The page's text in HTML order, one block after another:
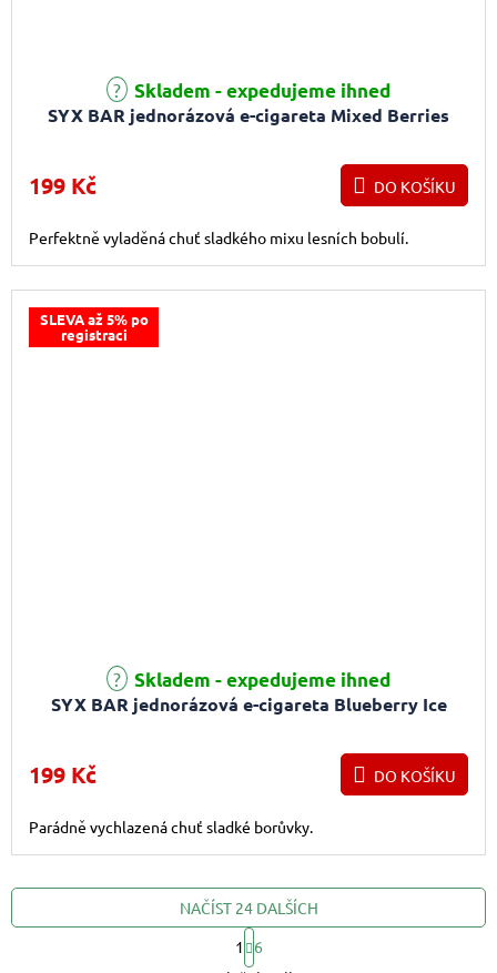
SYX BAR jednorázová e-cigareta Mixed Berries
Skladem - expedujeme ihned
199 Kč DO KOŠÍKU
Perfektně vyladěná chuť sladkého mixu lesních bobulí.
SLEVA až 5% po
registraci
SYX BAR jednorázová e-cigareta Blueberry Ice
Průměrné hodnocení produktu je 5,0 z 5 hvězdiček.
Skladem - expedujeme ihned
199 Kč DO KOŠÍKU
Parádně vychlazená chuť sladké borůvky.
NAČÍST 24 DALŠÍCH
1
6